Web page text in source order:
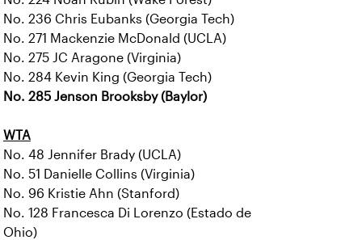
No. 236 Chris Eubanks (Georgia Tech)
No. 271 Mackenzie McDonald (UCLA)
No. 275 JC Aragone (Virginia)
No. 284 Kevin King (Georgia Tech)
No. 285 Jenson Brooksby (Baylor)
WTA
No. 48 Jennifer Brady (UCLA)
No. 51 Danielle Collins (Virginia)
No. 96 Kristie Ahn (Stanford)
No. 128 Francesca Di Lorenzo (Estado de
Ohio)